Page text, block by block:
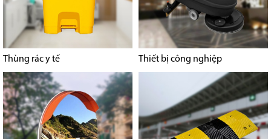
Thùng rác y tế Thiết bị công nghiệp